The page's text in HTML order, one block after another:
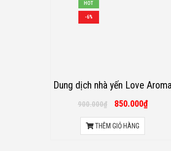
HOT
-6%
Dung dịch nhà yến Love
900.000₫ 850.000₫
THÊM GIỎ HÀNG